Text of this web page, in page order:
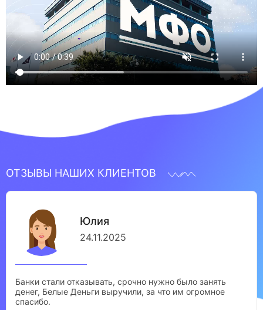
ОТЗЫВЫ НАШИХ КЛИЕНТОВ
Юлия
24.11.2025
Банки стали отказывать, срочно нужно было занять
денег, Белые Деньги выручили, за что им огромное
спасибо.